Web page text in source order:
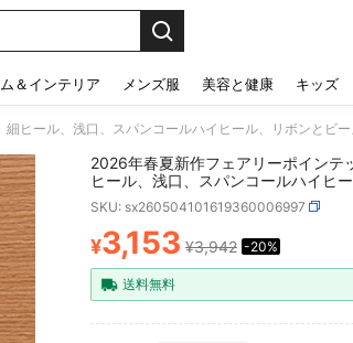
＆インテリア メンズ服 美容と健康 キッズ
ヒール、浅口、スパンコールハイヒール、リボンとビ
2026年春夏新作フェアリーポインテ
ヒール、浅口、スパンコールハイヒ
付きレディースシューズ卸売
SKU: sx260504101619360006997
PRICE AND
¥3,153 ¥3,942 -20%
送料無料